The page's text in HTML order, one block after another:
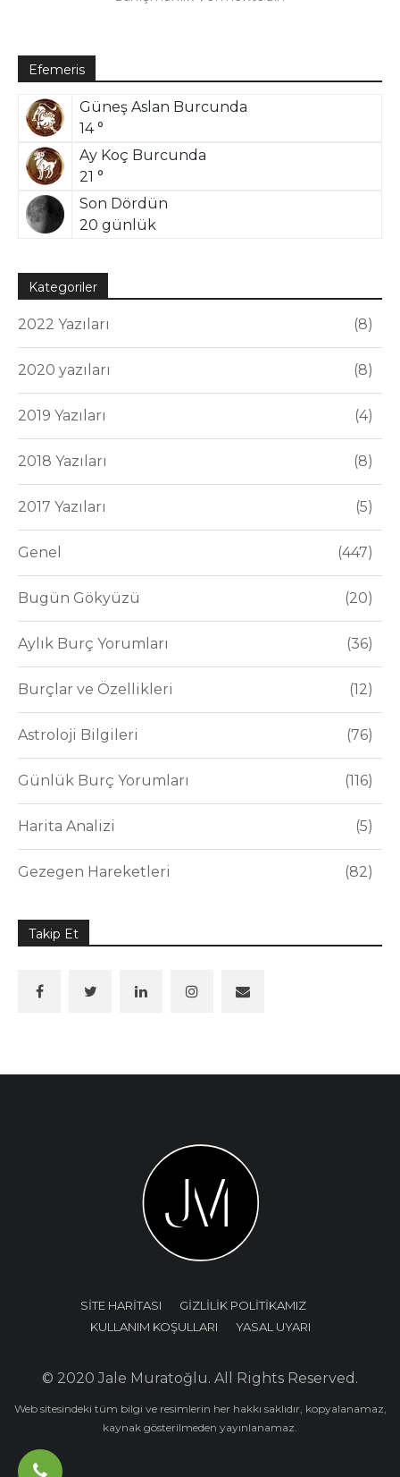
Efemeris
Güneş Aslan Burcunda
14 °
Ay Koç Burcunda
21 °
Son Dördün
20 günlük
Kategoriler
2022 Yazıları 8
2020 yazıları 8
2019 Yazıları 4
2018 Yazıları 8
2017 Yazıları 5
Genel 447
Bugün Gökyüzü 20
Aylık Burç Yorumları 36
Burçlar ve Özellikleri 12
Astroloji Bilgileri 76
Günlük Burç Yorumları 116
Harita Analizi 5
Gezegen Hareketleri 82
Takip Et
SİTE HARİTASI
GİZLİLİK POLİTİKAMIZ
KULLANIM KOŞULLARI
YASAL UYARI
© 2020 Jale Muratoğlu. All Rights Reserved.
Web sitesindeki tüm bilgi ve resimlerin her hakkı saklıdır, kopyalanamaz,
kaynak gösterilmeden yayınlanamaz.